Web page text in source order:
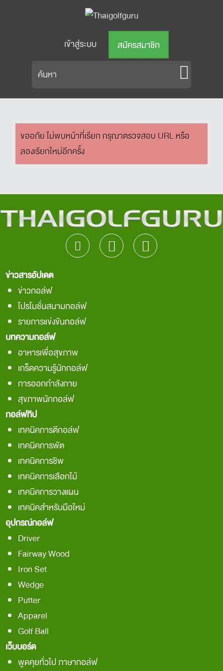
เข้าสู่ระบบ สมัครสมาชิก
ขออภัย ไม่พบหน้าที่เรียก กรุณาตรวจสอบ URL หรือ
ลองเรียกใหม่อีกครั้ง
ข่าวสารอัปเดต
ข่าวกอล์ฟ
โปรโมชั่นสนามกอล์ฟ
รายการแข่งขันกอล์ฟ
บทความกอล์ฟ
อาหารเพื่อสุขภาพ
เกร็ดความรู้นักกอล์ฟ
การออกกำลังกาย
สุขภาพนักกอล์ฟ
กอล์ฟทิป
เทคนิคการตีกอล์ฟ
เทคนิคการพัต
เทคนิคการชิพ
เทคนิคการเลือกไม้
เทคนิคการวางแผน
เทคนิคสำหรับมือใหม่
อุปกรณ์กอล์ฟ
Driver
Fairway Wood
Iron Set
Wedge
Putter
Apparel
Golf Ball
เว็บบอร์ด
พูดคุยทั่วไป ภาษากอล์ฟ